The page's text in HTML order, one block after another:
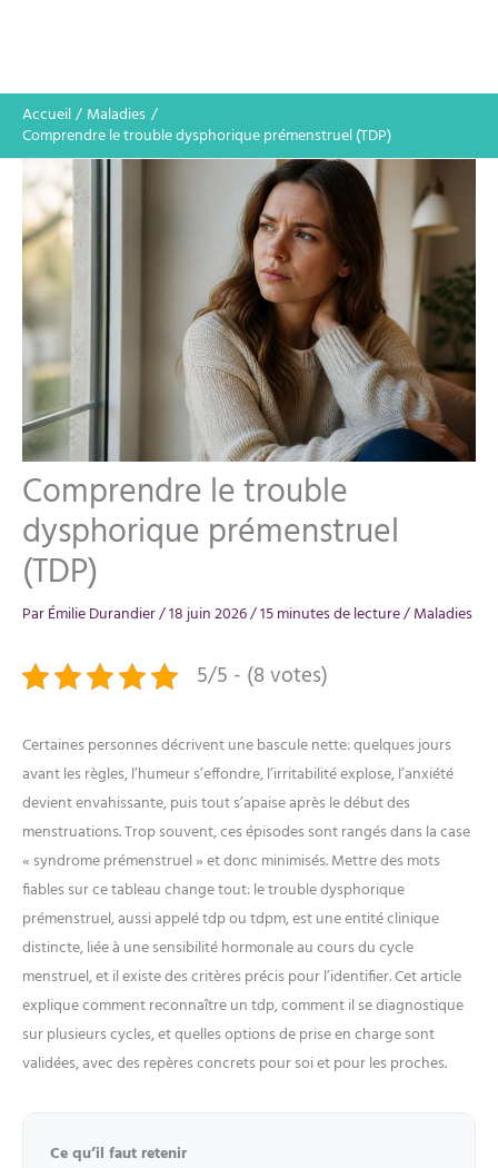
Accueil
Maladies
Comprendre le trouble dysphorique prémenstruel (TDP)
Comprendre le trouble
dysphorique prémenstruel
(TDP)
ParÉmilie Durandier/18 juin 2026/15 minutes de lecture/Maladies
5/5 - (8 votes)
Certaines personnes décrivent une bascule nette: quelques jours
avant les règles, l’humeur s’effondre, l’irritabilité explose, l’anxiété
devient envahissante, puis tout s’apaise après le début des
menstruations. Trop souvent, ces épisodes sont rangés dans la case
« syndrome prémenstruel » et donc minimisés. Mettre des mots
fiables sur ce tableau change tout: le trouble dysphorique
prémenstruel, aussi appelé tdp ou tdpm, est une entité clinique
distincte, liée à une sensibilité hormonale au cours du cycle
menstruel, et il existe des critères précis pour l’identifier. Cet article
explique comment reconnaître un tdp, comment il se diagnostique
sur plusieurs cycles, et quelles options de prise en charge sont
validées, avec des repères concrets pour soi et pour les proches.
Ce qu’il faut retenir